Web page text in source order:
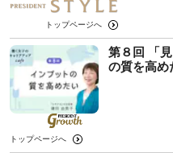
トップページへ
第８回 「
の質を高め
トップページへ